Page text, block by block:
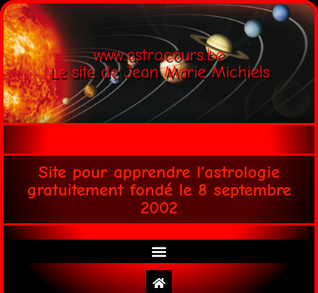
www.astrocours.be
Le site de Jean Marie Michiels
Site pour apprendre l'astrologie
gratuitement fondé le 8 septembre
2002